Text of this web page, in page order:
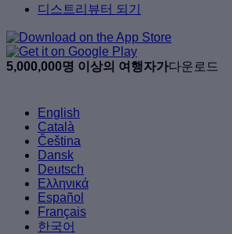
디스트리뷰터 되기
5,000,000명 이상의 여행자가다운로드
English
Català
Čeština
Dansk
Deutsch
Ελληνικά
Español
Français
한국어